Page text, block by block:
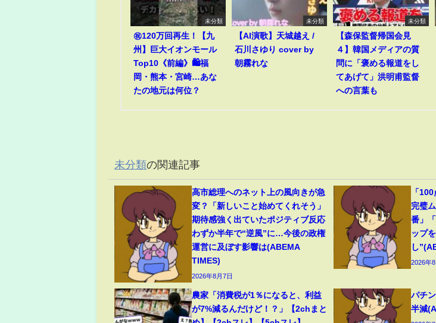
未分類
㊗️120万回再生！【九
州】巨大イオンモール
Top10《前編》🛍️福
岡・熊本・宮崎…あな
たの地元は何位？
未分類
【AI演歌】天城越え /
石川さゆり cover by
朝霧れな
未分類
【森保監督帰国会見
４】韓国メディアの質
問に「褒める報道をし
てあげて」洪明甫監督
への言葉も
未分類の関連記事
高市総理へのネット上の風向きが急
変？「新しいこと始めてくれそう」
期待感強く出ていたポジティブ反応
わずか半年で“逆風”に…今後の政権
運営に及ぼす影響は(ABEMA
TIMES)
2026年8月7日
「
完璧
番」
ップ
し
2026年
農家「消費税が1％になると、利益
が7%減るんだけど！？」【2chまと
パチ
半減